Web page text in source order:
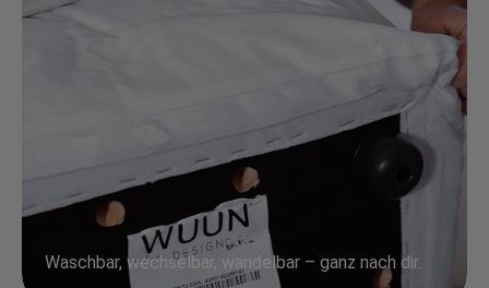
Waschbar, wechselbar, wandelbar – ganz nach dir.